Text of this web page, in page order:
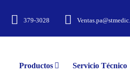
379-3028
Productos Servicio Técnico